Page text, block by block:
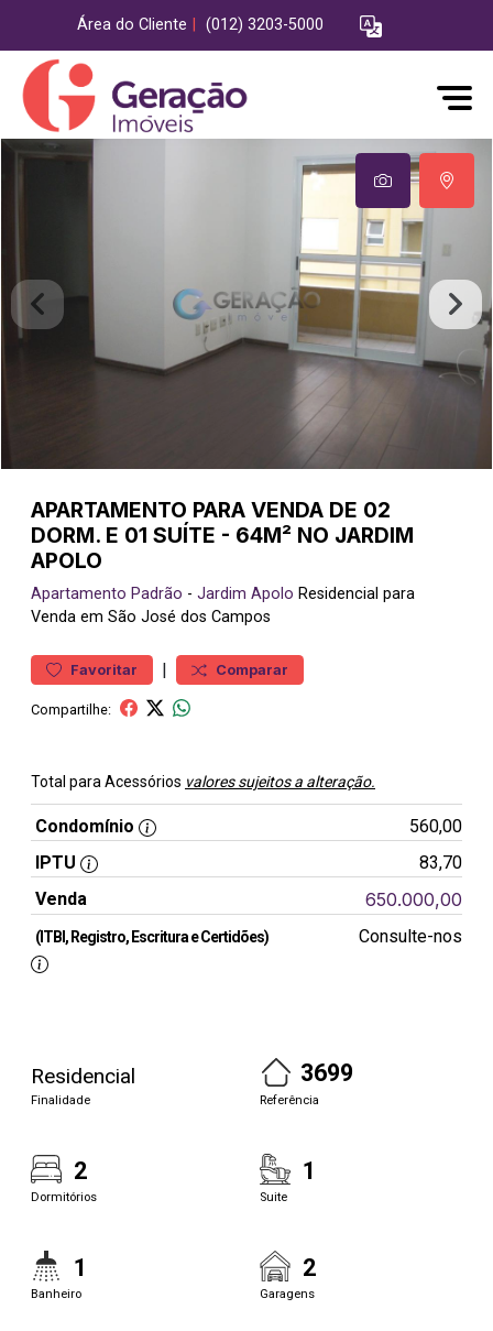
Área do Cliente (012) 3203-5000
APARTAMENTO PARA VENDA DE 02
DORM. E 01 SUÍTE - 64M² NO JARDIM
APOLO
Apartamento Padrão - Jardim Apolo Residencial para
Venda em São José dos Campos
Favoritar | Comparar
Compartilhe:
Total para Acessórios valores sujeitos a alteração.
Condomínio
560,00
IPTU
83,70
Venda
650.000,00
(ITBI, Registro, Escritura e Certidões) Consulte-nos
Residencial
Finalidade
3699
Referência
2
Dormitórios
1
Suite
1
Banheiro
2
Garagens